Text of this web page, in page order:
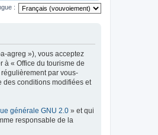
:
agreg »), vous acceptez
à « Office du tourisme de
par vous-
des conditions modifiées et
générale GNU 2.0 » et qui
responsable de la